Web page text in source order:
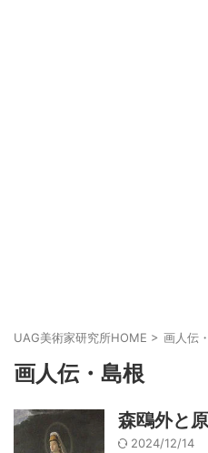
UAG美術家研究所HOME > 画人伝
画人伝・島根
森鴎外と
2024/12/14